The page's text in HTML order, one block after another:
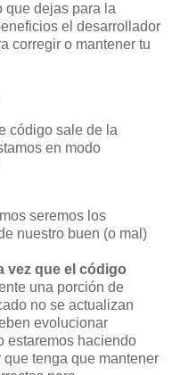
que dejas para la
el desarrollador
corregir o mantener tu
código sale de la
en modo
seremos los
nuestro buen (o mal)
vez que el código
una porción de
no se actualizan
evolucionar
estaremos haciendo
tenga que mantener